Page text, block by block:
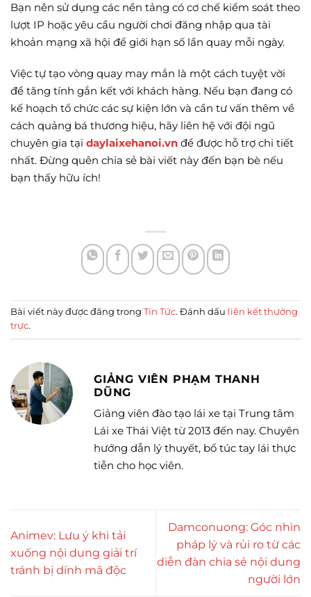
Bạn nên sử dụng các nền tảng có cơ chế kiểm soát theo
lượt IP hoặc yêu cầu người chơi đăng nhập qua tài
khoản mạng xã hội để giới hạn số lần quay mỗi ngày.
Việc tự tạo vòng quay may mắn là một cách tuyệt vời
để tăng tính gắn kết với khách hàng. Nếu bạn đang có
kế hoạch tổ chức các sự kiện lớn và cần tư vấn thêm về
cách quảng bá thương hiệu, hãy liên hệ với đội ngũ
chuyên gia tại daylaixehanoi.vn để được hỗ trợ chi tiết
nhất. Đừng quên chia sẻ bài viết này đến bạn bè nếu
bạn thấy hữu ích!
Bài viết này được đăng trong Tin Tức. Đánh dấu liên kết thường
trực.
GIẢNG VIÊN PHẠM THANH
DŨNG
Giảng viên đào tạo lái xe tại Trung tâm
Lái xe Thái Việt từ 2013 đến nay. Chuyên
hướng dẫn lý thuyết, bổ túc tay lái thực
tiễn cho học viên.
Animev: Lưu ý khi tải
xuống nội dung giải trí
tránh bị dính mã độc
Damconuong: Góc nhìn
pháp lý và rủi ro từ các
diễn đàn chia sẻ nội dung
người lớn